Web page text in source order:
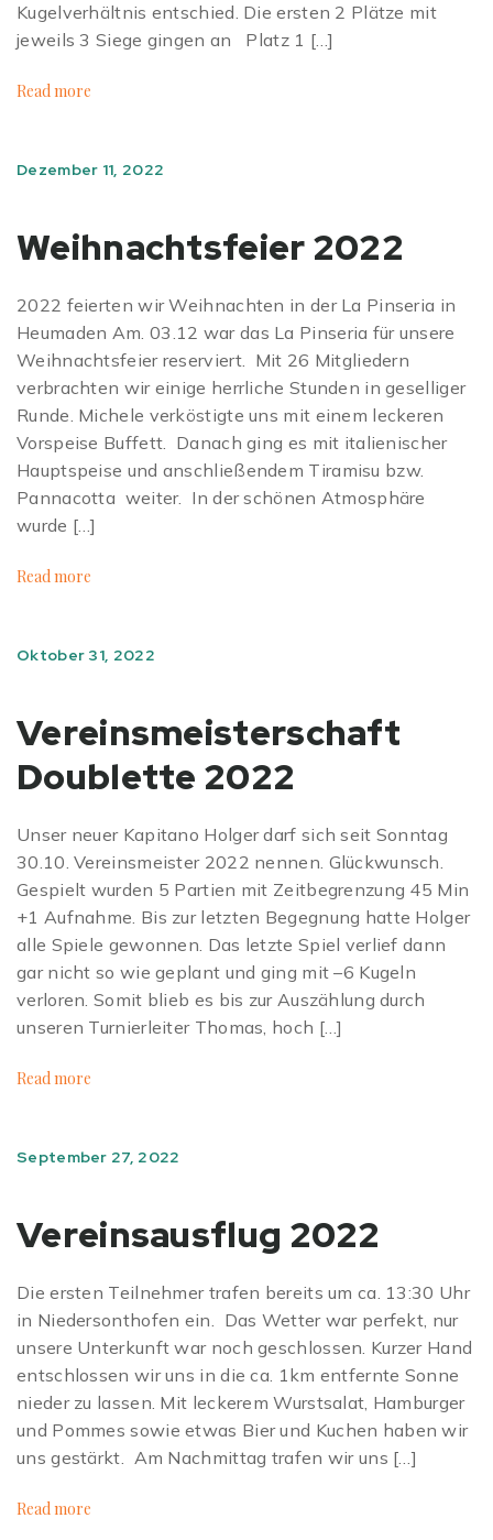
Kugelverhältnis entschied. Die ersten 2 Plätze mit
jeweils 3 Siege gingen an Platz 1 […]
Read more
Dezember 11, 2022
Weihnachtsfeier 2022
2022 feierten wir Weihnachten in der La Pinseria in
Heumaden Am. 03.12 war das La Pinseria für unsere
Weihnachtsfeier reserviert. Mit 26 Mitgliedern
verbrachten wir einige herrliche Stunden in geselliger
Runde. Michele verköstigte uns mit einem leckeren
Vorspeise Buffett. Danach ging es mit italienischer
Hauptspeise und anschließendem Tiramisu bzw.
Pannacotta weiter. In der schönen Atmosphäre
wurde […]
Read more
Oktober 31, 2022
Vereinsmeisterschaft
Doublette 2022
Unser neuer Kapitano Holger darf sich seit Sonntag
30.10. Vereinsmeister 2022 nennen. Glückwunsch.
Gespielt wurden 5 Partien mit Zeitbegrenzung 45 Min
+1 Aufnahme. Bis zur letzten Begegnung hatte Holger
alle Spiele gewonnen. Das letzte Spiel verlief dann
gar nicht so wie geplant und ging mit –6 Kugeln
verloren. Somit blieb es bis zur Auszählung durch
unseren Turnierleiter Thomas, hoch […]
Read more
September 27, 2022
Vereinsausflug 2022
Die ersten Teilnehmer trafen bereits um ca. 13:30 Uhr
in Niedersonthofen ein. Das Wetter war perfekt, nur
unsere Unterkunft war noch geschlossen. Kurzer Hand
entschlossen wir uns in die ca. 1km entfernte Sonne
nieder zu lassen. Mit leckerem Wurstsalat, Hamburger
und Pommes sowie etwas Bier und Kuchen haben wir
uns gestärkt. Am Nachmittag trafen wir uns […]
Read more